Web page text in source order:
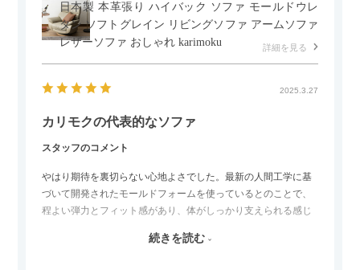
日本製 本革張り ハイバック ソファ モールドウレ
タン ソフトグレイン リビングソファ アームソファ
レザーソファ おしゃれ karimoku
詳細を見る
2025.3.27
カリモクの代表的なソファ
スタッフのコメント
やはり期待を裏切らない心地よさでした。最新の人間工学に基
づいて開発されたモールドフォームを使っているとのことで、
程よい弾力とフィット感があり、体がしっかり支えられる感じ
リラックスタイムによさそうでした。回転タイプなので、個人
続きを読む